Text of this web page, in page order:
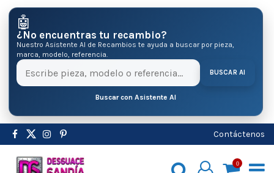
🤖
¿No encuentras tu recambio?
Nuestro Asistente AI de Recambios te ayuda a buscar por pieza,
marca, modelo, referencia.
BUSCAR AI
Buscar con Asistente AI
Contáctenos
0